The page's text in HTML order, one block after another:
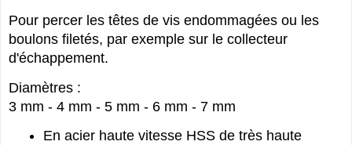
Pour percer les têtes de vis endommagées ou les
boulons filetés, par exemple sur le collecteur
d'échappement.
Diamètres :
3 mm - 4 mm - 5 mm - 6 mm - 7 mm
En acier haute vitesse HSS de très haute